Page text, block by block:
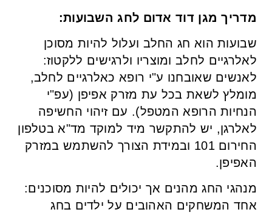
מדריך מגן דוד אדום לחג השבועות:
שבועות הוא חג החלב ועלול להיות מסוכן
לאלרגיים לחלב ומוצריו ולרגישים ללקטוז:
לאנשים שאובחנו ע"י רופא כאלרגיים לחלב,
מומלץ לשאת בכל עת מזרק אפיפן (עפ"י
הנחיות הרופא המטפל). עם זיהוי החשיפה
לאלרגן, יש להתקשר מיד למוקד מד"א בטלפון
החירום 101 ובמידת הצורך להשתמש במזרק
האפיפן.
מנהגי החג מהנים אך יכולים להיות מסוכנים:
אחד המשחקים האהובים על ילדים בחג